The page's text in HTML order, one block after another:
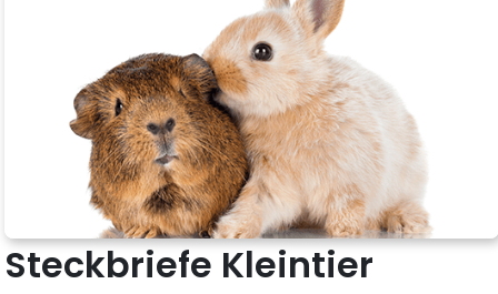
Steckbriefe Kleintier